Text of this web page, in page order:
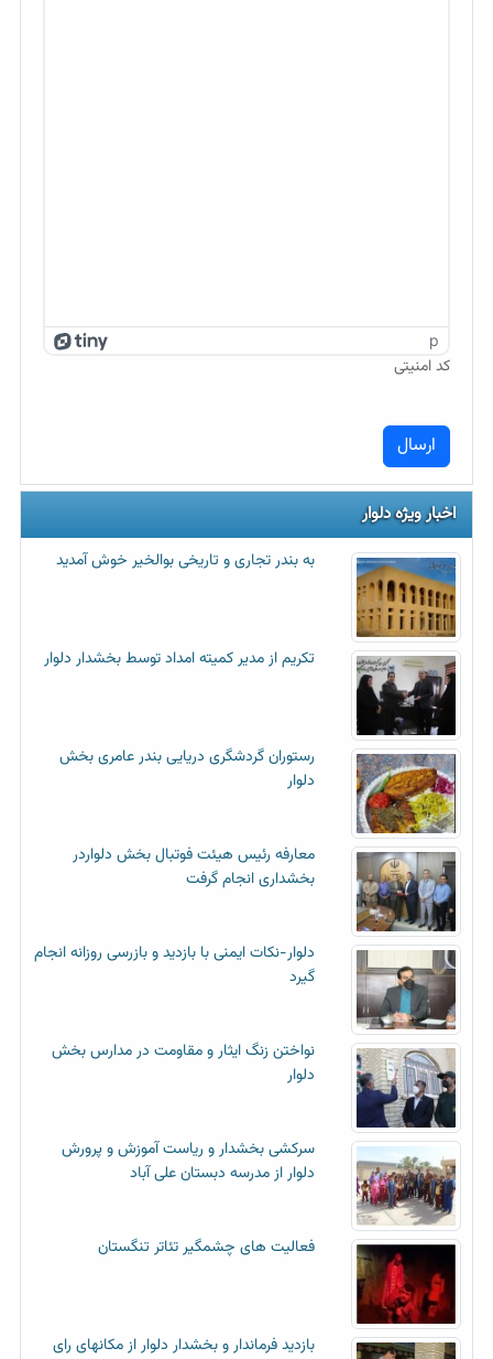
p
کد امنیتی
اخبار ویژه دلوار
به بندر تجاری و تاریخی بوالخیر خوش آمدید
تکریم از مدیر کمیته امداد توسط بخشدار دلوار
رستوران گردشگری دریایی بندر عامری بخش
دلوار
معارفه رئیس هیئت فوتبال بخش دلواردر
بخشداری انجام گرفت
دلوار-نکات ایمنی با بازدید و بازرسی روزانه انجام
گیرد
نواختن زنگ ایثار و مقاومت در مدارس بخش
دلوار
سرکشی بخشدار و ریاست آموزش و پرورش
دلوار از مدرسه دبستان علی آباد
فعالیت های چشمگیر تئاتر تنگستان
بازدید فرماندار و بخشدار دلوار از مکانهای رای